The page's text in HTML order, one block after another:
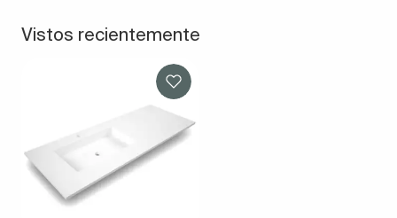
Vistos recientemente